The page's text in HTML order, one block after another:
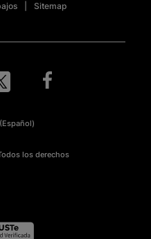
Sitemap
los derechos
(Español)